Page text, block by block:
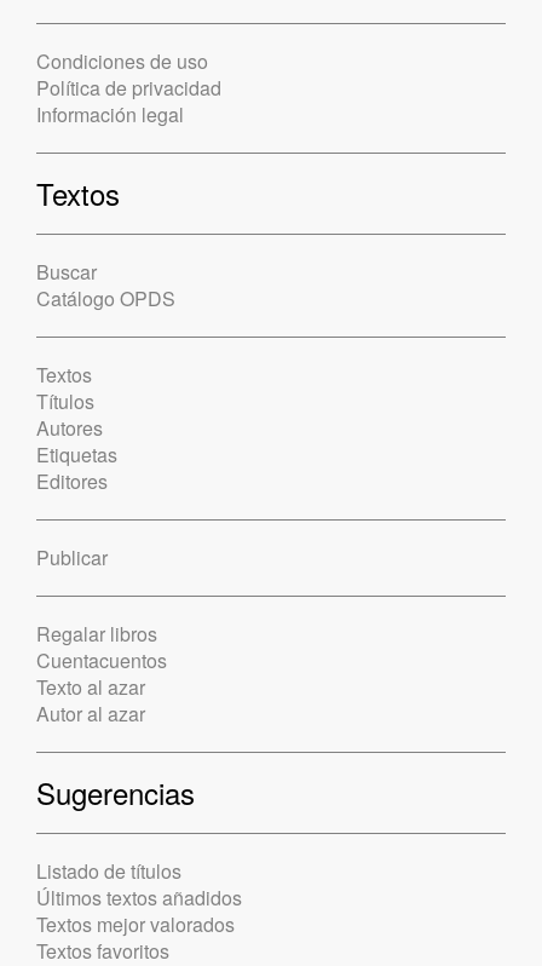
Condiciones de uso
Política de privacidad
Información legal
Textos
Buscar
Catálogo OPDS
Textos
Títulos
Autores
Etiquetas
Editores
Publicar
Regalar libros
Cuentacuentos
Texto al azar
Autor al azar
Sugerencias
Listado de títulos
Últimos textos añadidos
Textos mejor valorados
Textos favoritos